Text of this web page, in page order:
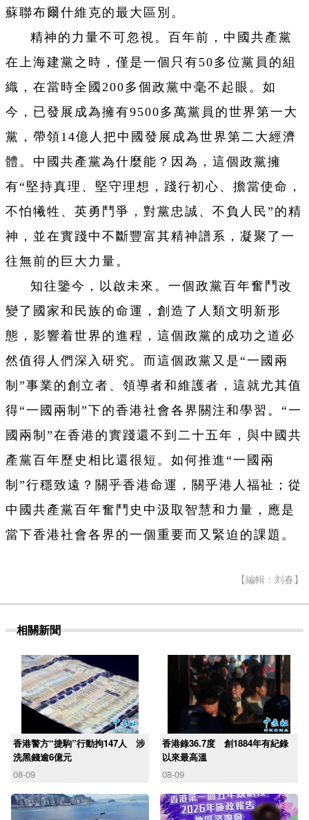
蘇聯布爾什維克的最大區別。
精神的力量不可忽視。百年前，中國共產黨
在上海建黨之時，僅是一個只有50多位黨員的組
織，在當時全國200多個政黨中毫不起眼。如
今，已發展成為擁有9500多萬黨員的世界第一大
黨，帶領14億人把中國發展成為世界第二大經濟
體。中國共產黨為什麼能？因為，這個政黨擁
有“堅持真理、堅守理想，踐行初心、擔當使命，
不怕犧牲、英勇鬥爭，對黨忠誠、不負人民”的精
神，並在實踐中不斷豐富其精神譜系，凝聚了一
往無前的巨大力量。
知往鑒今，以啟未來。一個政黨百年奮鬥改
變了國家和民族的命運，創造了人類文明新形
態，影響着世界的進程，這個政黨的成功之道必
然值得人們深入研究。而這個政黨又是“一國兩
制”事業的創立者、領導者和維護者，這就尤其值
得“一國兩制”下的香港社會各界關注和學習。“一
國兩制”在香港的實踐還不到二十五年，與中國共
產黨百年歷史相比還很短。如何推進“一國兩
制”行穩致遠？關乎香港命運，關乎港人福祉；從
中國共產黨百年奮鬥史中汲取智慧和力量，應是
當下香港社會各界的一個重要而又緊迫的課題。
【編輯：刘春】
相關新聞
香港警方“捷駒”行動拘147人 涉
洗黑錢逾6億元
08-09
香港錄36.7度 創1884年有紀錄
以來最高溫
08-09